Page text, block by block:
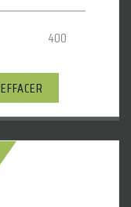
EFFACER